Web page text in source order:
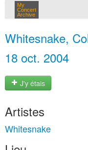
My
Concert
Archive
Whitesnake,
18 oct. 2004
J'y étais
Artistes
Whitesnake